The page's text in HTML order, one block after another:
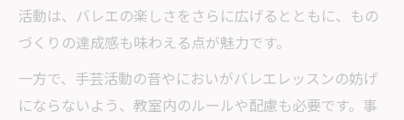
活動は、バレエの楽しさをさらに広げるとともに、もの
づくりの達成感も味わえる点が魅力です。
一方で、手芸活動の音やにおいがバレエレッスンの妨げ
にならないよう、教室内のルールや配慮も必要です。事